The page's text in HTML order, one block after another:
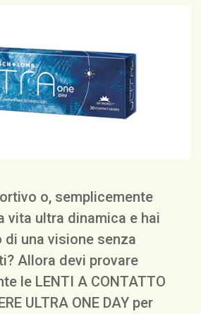
o, semplicemente
vita ultra dinamica e hai
di una visione senza
Allora devi provare
le LENTI A CONTATTO
ULTRA ONE DAY per